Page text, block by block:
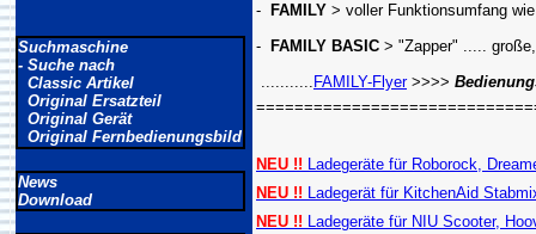
Suchmaschine
- Suche nach
Classic Artikel
Original Ersatzteil
Original Gerät
Original Fernbedienungsbild
News
Download
-
FAMILY > voller Funktionsumfang
-
FAMILY BASIC > "Zapper" .....
........... FAMILY-Flyer>>>>
NEU !! Ladegeräte für Roborock,
NEU !! Ladegerät für KitchenAid
NEU !! Ladegeräte für NIU Scooter,